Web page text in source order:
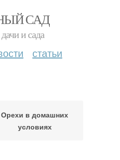
САД
и сада
статьи
Орехи в домашних
условиях